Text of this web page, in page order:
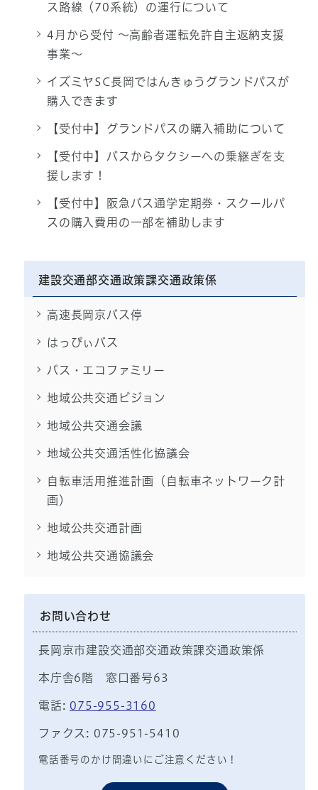
ス路線（70系統）の運行について
4月から受付 ～高齢者運転免許自主返納支援
事業～
イズミヤSC長岡ではんきゅうグランドパスが
購入できます
【受付中】グランドパスの購入補助について
【受付中】バスからタクシーへの乗継ぎを支
援します！
【受付中】阪急バス通学定期券・スクールパ
スの購入費用の一部を補助します
建設交通部交通政策課交通政策係
高速長岡京バス停
はっぴぃバス
バス・エコファミリー
地域公共交通ビジョン
地域公共交通会議
地域公共交通活性化協議会
自転車活用推進計画（自転車ネットワーク計
画）
地域公共交通計画
地域公共交通協議会
お問い合わせ
長岡京市建設交通部交通政策課交通政策係
本庁舎6階 窓口番号63
電話: 075-955-3160
ファクス: 075-951-5410
電話番号のかけ間違いにご注意ください！